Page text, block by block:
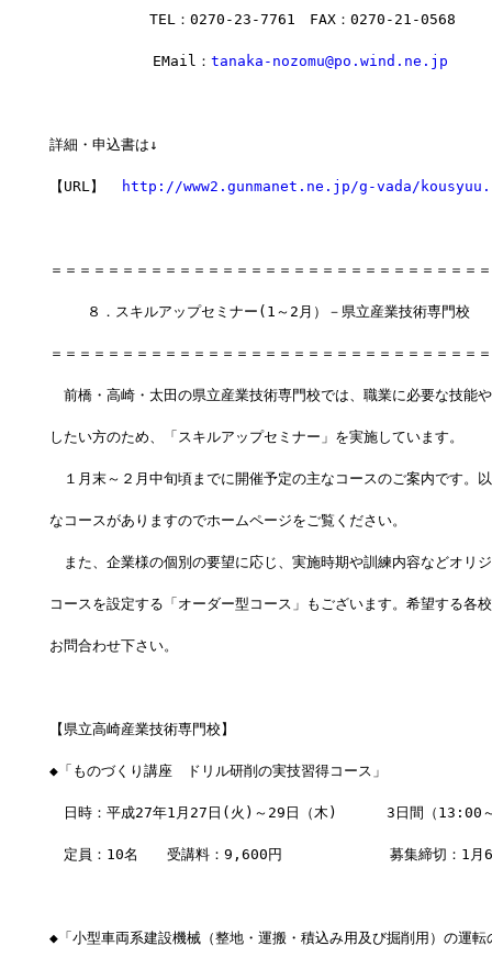
TEL：0270-23-7761　FAX：0270-21-0568
EMail： tanaka-nozomu@po.wind.ne.jp
詳細・申込書は↓
【URL】 http://www2.gunmanet.ne.jp/g-vada/
＝＝＝＝＝＝＝＝＝＝＝＝＝＝＝＝＝＝＝＝＝＝＝＝＝＝＝＝＝＝
８．スキルアップセミナー(1～2月）－県立産業技術専門校
＝＝＝＝＝＝＝＝＝＝＝＝＝＝＝＝＝＝＝＝＝＝＝＝＝＝＝＝＝＝
前橋・高崎・太田の県立産業技術専門校では、職業に必要な技能
したい方のため、「スキルアップセミナー」を実施しています。
１月末～２月中旬頃までに開催予定の主なコースのご案内です。
なコースがありますのでホームページをご覧ください。
また、企業様の個別の要望に応じ、実施時期や訓練内容などオリ
コースを設定する「オーダー型コース」もございます。希望する各
お問合わせ下さい。
【県立高崎産業技術専門校】
◆「ものづくり講座　ドリル研削の実技習得コース」
日時：平成27年1月27日(火)～29日（木)　    3日間（13:00
定員：10名　　受講料：9,600円　　         募集締切：1月6
◆「小型車両系建設機械（整地・運搬・積込み用及び掘削用）の運転